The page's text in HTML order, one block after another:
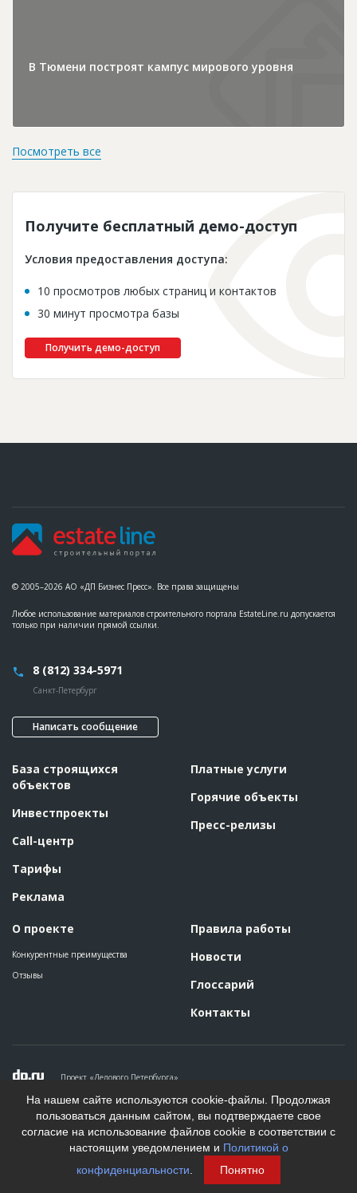
В Тюмени построят кампус мирового уровня
Посмотреть все
Получите бесплатный демо-доступ
Условия предоставления доступа:
10 просмотров любых страниц и контактов
30 минут просмотра базы
Получить демо-доступ
© 2005–2026 АО «ДП Бизнес Пресс». Все права защищены
Любое использование материалов строительного портала EstateLine.ru допускается
только при наличии прямой ссылки.
8 (812) 334-5971
Санкт-Петербург
Написать сообщение
База строящихся
объектов
Инвестпроекты
Call-центр
Тарифы
Реклама
О проекте
Конкурентные преимущества
Отзывы
Платные услуги
Горячие объекты
Пресс-релизы
Правила работы
Новости
Глоссарий
Контакты
Проект «Делового Петербурга»
Политика конфиденциальности
Пользовательское соглашение
На информационном ресурсе применяются рекомендательные
технологии. Подробнее.
Создание сайта
На нашем сайте используются cookie-файлы. Продолжая
пользоваться данным сайтом, вы подтверждаете свое
согласие на использование файлов cookie в соответствии с
настоящим уведомлением и Политикой о
конфиденциальности
Понятно